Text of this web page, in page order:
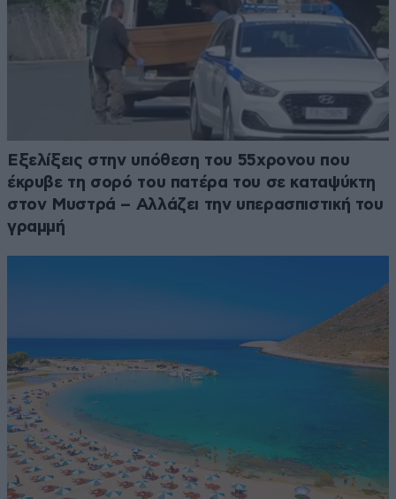
Εξελίξεις στην υπόθεση του 55χρονου που
έκρυβε τη σορό του πατέρα του σε καταψύκτη
στον Μυστρά – Αλλάζει την υπερασπιστική του
γραμμή